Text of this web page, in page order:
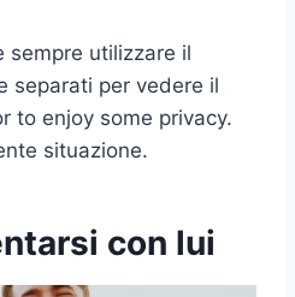
sempre utilizzare il
separati per vedere il
to enjoy some privacy.
situazione.
con lui